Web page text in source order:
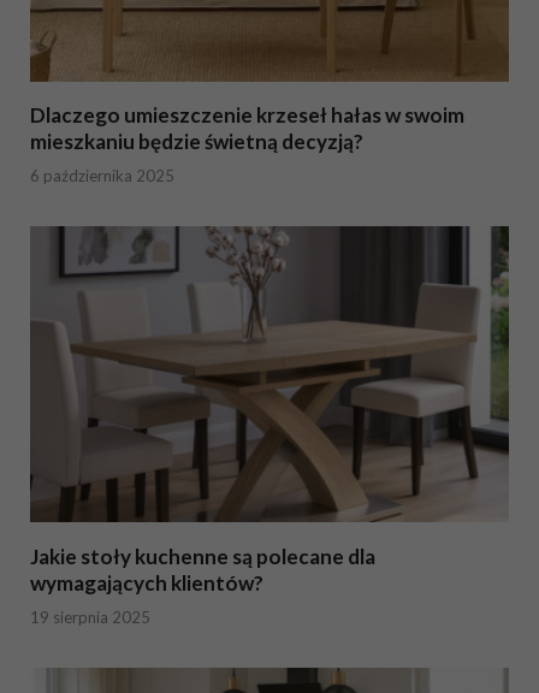
Dlaczego umieszczenie krzeseł hałas w swoim
mieszkaniu będzie świetną decyzją?
6 października 2025
Jakie stoły kuchenne są polecane dla
wymagających klientów?
19 sierpnia 2025